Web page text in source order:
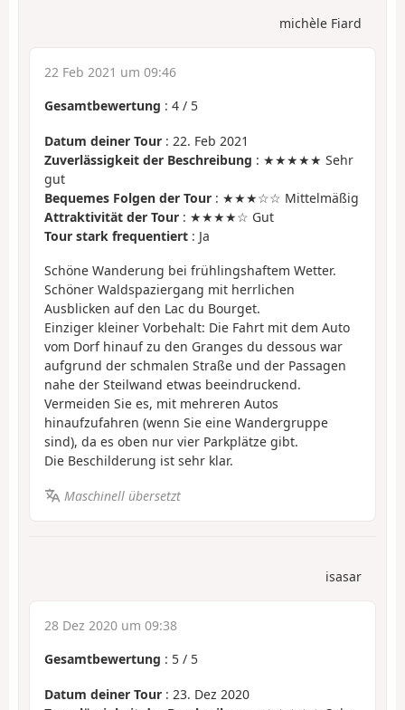
michèle Fiard
22 Feb 2021 um 09:46
Gesamtbewertung : 4 / 5
Datum deiner Tour : 22. Feb 2021
Zuverlässigkeit der Beschreibung : ★★★★★ Sehr
gut
Bequemes Folgen der Tour : ★★★☆☆ Mittelmäßig
Attraktivität der Tour : ★★★★☆ Gut
Tour stark frequentiert : Ja
Schöne Wanderung bei frühlingshaftem Wetter.
Schöner Waldspaziergang mit herrlichen
Ausblicken auf den Lac du Bourget.
Einziger kleiner Vorbehalt: Die Fahrt mit dem Auto
vom Dorf hinauf zu den Granges du dessous war
aufgrund der schmalen Straße und der Passagen
nahe der Steilwand etwas beeindruckend.
Vermeiden Sie es, mit mehreren Autos
hinaufzufahren (wenn Sie eine Wandergruppe
sind), da es oben nur vier Parkplätze gibt.
Die Beschilderung ist sehr klar.
Maschinell übersetzt
isasar
28 Dez 2020 um 09:38
Gesamtbewertung : 5 / 5
Datum deiner Tour : 23. Dez 2020